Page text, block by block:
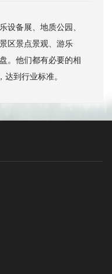
备展、地质公园、
区景点景观、游乐
。他们都有必要的相
达到行业标准。